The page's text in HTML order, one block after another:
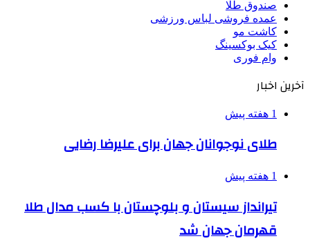
صندوق طلا
عمده فروشی لباس ورزشی
کاشت مو
کیک بوکسینگ
وام فوری
آخرین اخبار
1 هفته پیش
طلای نوجوانان جهان برای علیرضا رضایی
1 هفته پیش
تیرانداز سیستان و بلوچستان با کسب مدال طلا
قهرمان جهان شد